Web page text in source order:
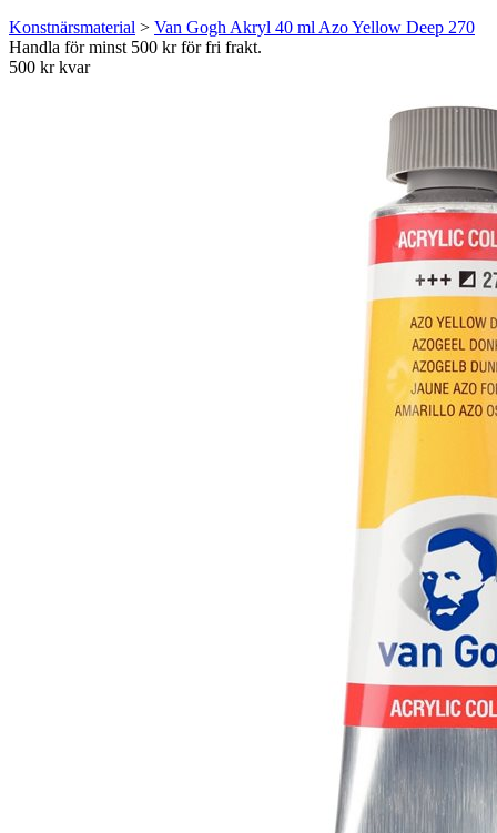
Konstnärsmaterial > Van Gogh Akryl 40 ml Azo Yellow Deep 270
Handla för minst 500 kr för fri frakt.
500 kr kvar